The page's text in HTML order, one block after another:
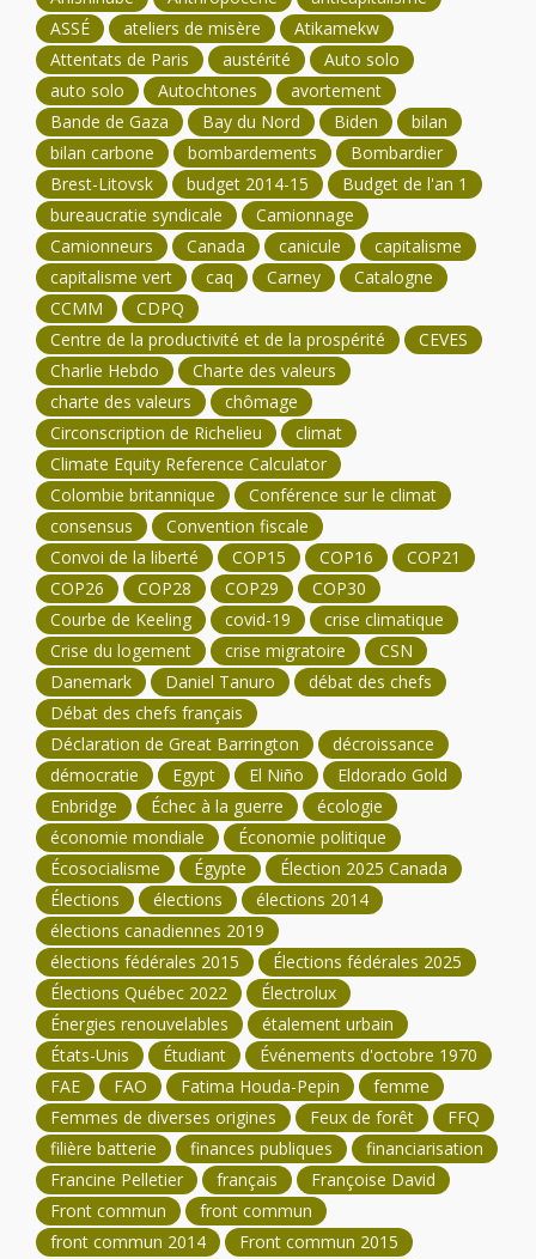
ASSÉ
ateliers de misère
Atikamekw
Attentats de Paris
austérité
Auto solo
auto solo
Autochtones
avortement
Bande de Gaza
Bay du Nord Biden
bilan
bilan carbone
bombardements
Bombardier
Brest-Litovsk
budget 2014-15
Budget de l'an 1
bureaucratie syndicale
Camionnage
Camionneurs
Canada canicule
capitalisme
capitalisme vert
caq Carney
Catalogne
CCMM
CDPQ
Centre de la productivité et de la prospérité
CEVES
Charlie Hebdo
Charte des valeurs
charte des valeurs
chômage
Circonscription de Richelieu
climat
Climate Equity Reference Calculator
Colombie britannique
Conférence sur le climat
consensus
Convention fiscale
Convoi de la liberté
COP15 COP16
COP21
COP26
COP28 COP29
COP30
Courbe de Keeling
covid-19
crise climatique
Crise du logement
crise migratoire
CSN
Danemark
Daniel Tanuro
débat des chefs
Débat des chefs français
Déclaration de Great Barrington
décroissance
démocratie
Egypt El Niño
Eldorado Gold
Enbridge
Échec à la guerre
écologie
économie mondiale
Économie politique
Écosocialisme
Égypte
Élection 2025 Canada
Élections
élections
élections 2014
élections canadiennes 2019
élections fédérales 2015
Élections fédérales 2025
Élections Québec 2022
Électrolux
Énergies renouvelables
étalement urbain
États-Unis
Étudiant
Événements d'octobre 1970
FAE
FAO Fatima Houda-Pepin
femme
Femmes de diverses origines
Feux de forêt
FFQ
filière batterie
finances publiques
financiarisation
Francine Pelletier
français
Françoise David
Front commun
front commun
front commun 2014
Front commun 2015